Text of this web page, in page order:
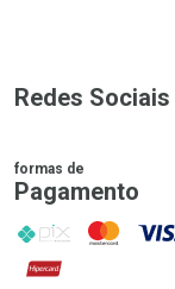
Redes Sociais
formas de
Pagamento
PIX MasterCard
VISA
Hipercard